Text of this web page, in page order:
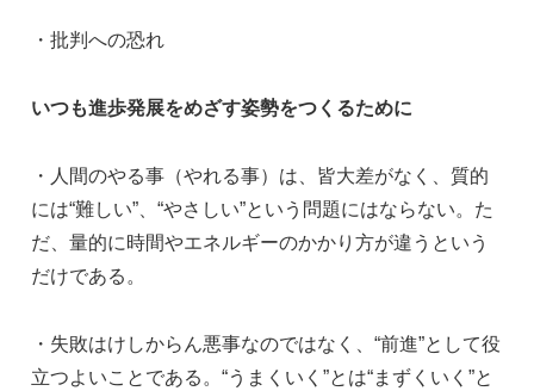
・批判への恐れ
いつも進歩発展をめざす姿勢をつくるために
・人間のやる事（やれる事）は、皆大差がなく、質的
には“難しい”、“やさしい”という問題にはならない。た
だ、量的に時間やエネルギーのかかり方が違うという
だけである。
・失敗はけしからん悪事なのではなく、“前進”として役
立つよいことである。“うまくいく”とは“まずくいく”と